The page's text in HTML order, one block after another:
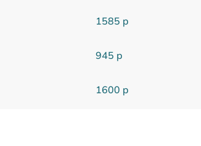
1585 р
945 р
1600 р